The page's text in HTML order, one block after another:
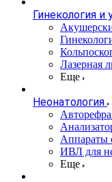
Гинекология и
Лазерная
Еще
Неонатология
Аппараты
ИВЛ для
Еще